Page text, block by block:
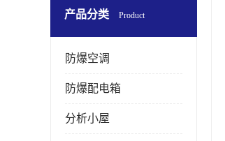
产品分类 Product
防爆空调
防爆配电箱
分析小屋